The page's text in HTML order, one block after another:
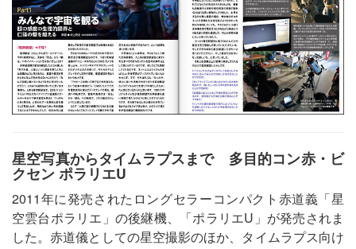
星空写真からタイムラプスまで 多目的コン赤・ビ
クセン ポラリエU
2011年に発売されたロングセラーコンパクト赤道義「星
空雲台ポラリエ」の後継機、「ポラリエU」が発売されま
した。赤道儀としての星空撮影のほか、タイムラプス向け